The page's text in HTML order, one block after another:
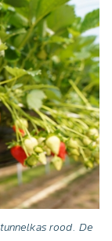
rood. De